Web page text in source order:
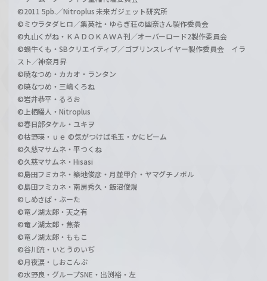
©2011 5pb.／Nitroplus 未来ガジェット研究所
©ミウラタダヒロ／集英社・ゆらぎ荘の幽奈さん製作委員会
©丸山くがね・ＫＡＤＯＫＡＷＡ刊／オーバーロード2製作委員会
©蝸牛くも・SBクリエイティブ／ゴブリンスレイヤー製作委員会 イラ
スト／神奈月昇
©暁なつめ・カカオ・ランタン
©暁なつめ・三嶋くろね
©岩井恭平・るろお
©上栖綴人・Nitroplus
©春日部タケル・ユキヲ
©枯野瑛・ｕｅ ©気がつけば毛玉・かにビーム
©久慈マサムネ・平つくね
©久慈マサムネ・Hisasi
©島田フミカネ・築地俊彦・月並甲介・ヤマグチノボル
©島田フミカネ・南房秀久・飯沼俊規
©しめさば・ぶーた
©竜ノ湖太郎・天之有
©竜ノ湖太郎・焦茶
©竜ノ湖太郎・ももこ
©谷川流・いとうのいぢ
©月夜涙・しおこんぶ
©水野良・グループSNE・出渕裕・左